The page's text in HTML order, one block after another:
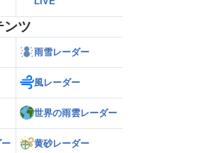
ンツ
雨雪レーダー
風レーダー
世界の雨雲レーダー
黄砂レーダー